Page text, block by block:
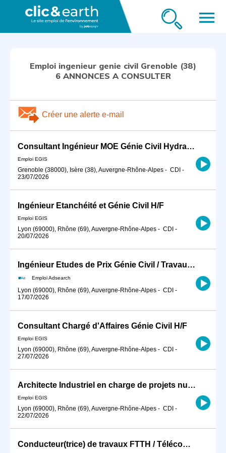
menu
Emploi ingenieur genie civil Grenoble (38)
6 ANNONCES A CONSULTER
Créer une alerte e-mail
Consultant Ingénieur MOE Génie Civil Hydraulique H/F
Emploi EGIS
Grenoble (38000), Isère (38), Auvergne-Rhône-Alpes - CDI -
23/07/2026
Ingénieur Etanchéité et Génie Civil H/F
Emploi EGIS
Lyon (69000), Rhône (69), Auvergne-Rhône-Alpes - CDI -
20/07/2026
Ingénieur Etudes de Prix Génie Civil / Travaux Spéciaux (H/F)
Emploi Adsearch
Lyon (69000), Rhône (69), Auvergne-Rhône-Alpes - CDI -
17/07/2026
Consultant Chargé d'Affaires Génie Civil H/F
Emploi EGIS
Lyon (69000), Rhône (69), Auvergne-Rhône-Alpes - CDI -
27/07/2026
Architecte Industriel en charge de projets nucléaires Internationaux H/F
Emploi EGIS
Lyon (69000), Rhône (69), Auvergne-Rhône-Alpes - CDI -
22/07/2026
Conducteur(trice) de travaux FTTH / Télécom (H/F)